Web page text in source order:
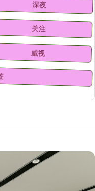
深夜
关注
威视